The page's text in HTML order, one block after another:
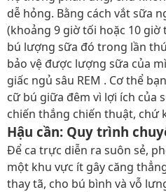
dễ hỏng. Bằng cách vắt sữa
(khoảng 9 giờ tối hoặc 10
bú lượng sữa đó trong lần
bảo vệ được lượng sữa của
giấc ngủ sâu REM . Cơ thể
cữ bú giữa đêm vì lợi ích của
chiến thắng chiến thuật, chứ
Hậu cần: Quy trình
Để ca trực diễn ra suôn sẻ,
một khu vực ít gây căng
thay tã, cho bú bình và vỗ